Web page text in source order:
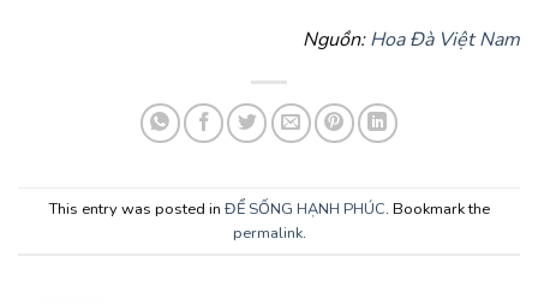
Nguồn:Hoa Đà Việt Nam
This entry was posted in ĐỂ SỐNG HẠNH PHÚC. Bookmark the
permalink.